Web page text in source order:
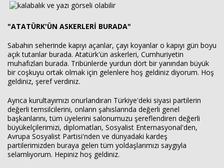
"ATATÜRK'ÜN ASKERLERİ BURADA"
Sabahın seherinde kapıyı açanlar, çayı koyanlar o kapıyı gün boyu
açık tutanlar burada. Atatürk'ün askerleri, Cumhuriyetin
muhafızları burada. Tribünlerde yurdun dört bir yanından büyük
bir coşkuyu ortak olmak için gelenlere hoş geldiniz diyorum. Hoş
geldiniz, şeref verdiniz.
Ayrıca kurultayımızı onurlandıran Türkiye'deki siyasi partilerin
değerli temsilcilerini, onların şahıslarında değerli genel
başkanlarını, tüm üyelerini salonumuzu şereflendiren değerli
büyükelçilerimizi, diplomatları, Sosyalist Enternasyonal'den,
Avrupa Sosyalist Partisi'nden ve dünyadaki kardeş
partilerimizden buraya gelen tüm yoldaşlarımızı saygıyla
selamlıyorum. Hepiniz hoş geldiniz.